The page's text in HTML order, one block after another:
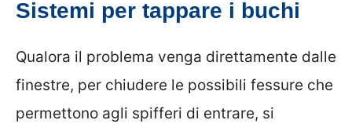
Sistemi per tappare i buchi
Qualora il problema venga direttamente dalle
finestre, per chiudere le possibili fessure che
permettono agli spifferi di entrare, si